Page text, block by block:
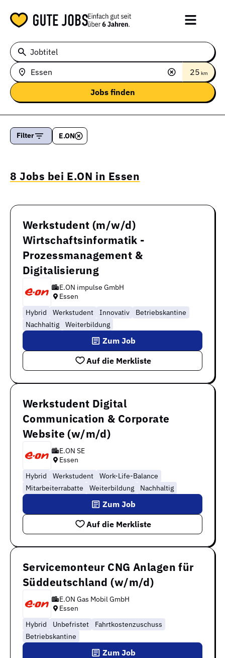
Jobtitel
25 km
Filter E.ON
8 Jobs bei E.ON in Essen
Werkstudent (m/w/d)
Wirtschaftsinformatik -
Prozessmanagement &
Digitalisierung
E.ON impulse GmbH
Essen
Hybrid
Werkstudent Innovativ
Betriebskantine
Nachhaltig
Weiterbildung
Auf die Merkliste
Zum Job
Werkstudent Digital
Communication & Corporate
Website (w/m/d)
E.ON SE
Essen
Hybrid
Werkstudent
Work-Life-Balance
Mitarbeiterrabatte
Weiterbildung Nachhaltig
Auf die Merkliste
Zum Job
Servicemonteur CNG Anlagen für
Süddeutschland (w/m/d)
E.ON Gas Mobil GmbH
Essen
Hybrid
Unbefristet
Fahrtkostenzuschuss
Betriebskantine
Zum Job